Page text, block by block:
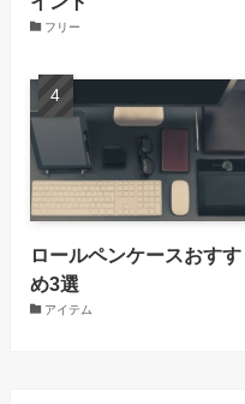
フリー
ロールペンケースおすす
め3選
アイテム